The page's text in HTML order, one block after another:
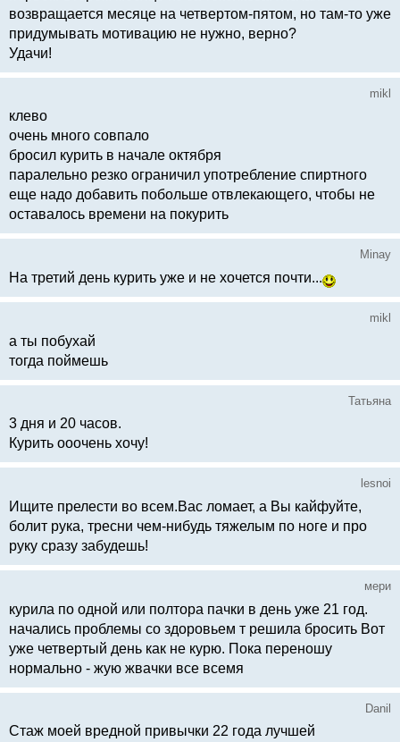
возвращается месяце на четвертом-пятом, но там-то уже
придумывать мотивацию не нужно, верно?
Удачи!
mikl
клево
очень много совпало
бросил курить в начале октября
паралельно резко ограничил употребление спиртного
еще надо добавить побольше отвлекающего, чтобы не
оставалось времени на покурить
Minay
На третий день курить уже и не хочется почти...
mikl
а ты побухай
тогда поймешь
Татьяна
3 дня и 20 часов.
Курить ооочень хочу!
lesnoi
Ищите прелести во всем.Вас ломает, а Вы кайфуйте,
болит рука, тресни чем-нибудь тяжелым по ноге и про
руку сразу забудешь!
мери
курила по одной или полтора пачки в день уже 21 год.
начались проблемы со здоровьем т решила бросить Вот
уже четвертый день как не курю. Пока переношу
нормально - жую жвачки все всемя
Danil
Стаж моей вредной привычки 22 года лучшей